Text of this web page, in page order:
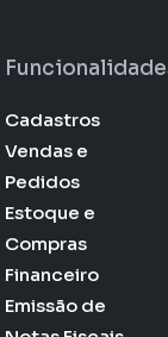
Cadastros
Vendas e
Pedidos
Estoque e
Compras
Financeiro
Emissão de